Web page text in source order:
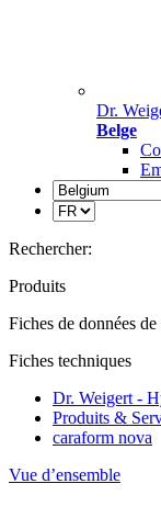
Dr.
Belge
Rechercher:
Produits
Fiches de données de
Fiches techniques
Dr. Weigert -
Produits &
caraform nova
Vue d’ensemble